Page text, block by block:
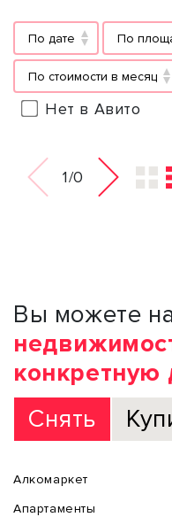
По дате По
По стоимости в месяц
Нет в Авито
1/0
Вы можете
конкретную
Снять
Алкомаркет
Апартаменты